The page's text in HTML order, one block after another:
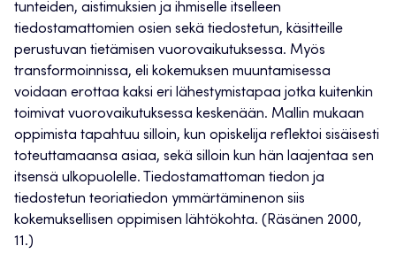
tunteiden, aistimuksien ja ihmiselle itselleen
tiedostamattomien osien sekä tiedostetun, käsitteille
perustuvan tietämisen vuorovaikutuksessa. Myös
transformoinnissa, eli kokemuksen muuntamisessa
voidaan erottaa kaksi eri lähestymistapaa jotka kuitenkin
toimivat vuorovaikutuksessa keskenään. Mallin mukaan
oppimista tapahtuu silloin, kun opiskelija reflektoi sisäisesti
toteuttamaansa asiaa, sekä silloin kun hän laajentaa sen
itsensä ulkopuolelle. Tiedostamattoman tiedon ja
tiedostetun teoriatiedon ymmärtäminenon siis
kokemuksellisen oppimisen lähtökohta. (Räsänen 2000,
11.)